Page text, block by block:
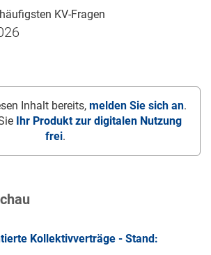
KV-Fragen
Inhalt bereits, melden Sie sich an.
Ihr Produkt zur digitalen Nutzung
frei.
Kollektivverträge - Stand: